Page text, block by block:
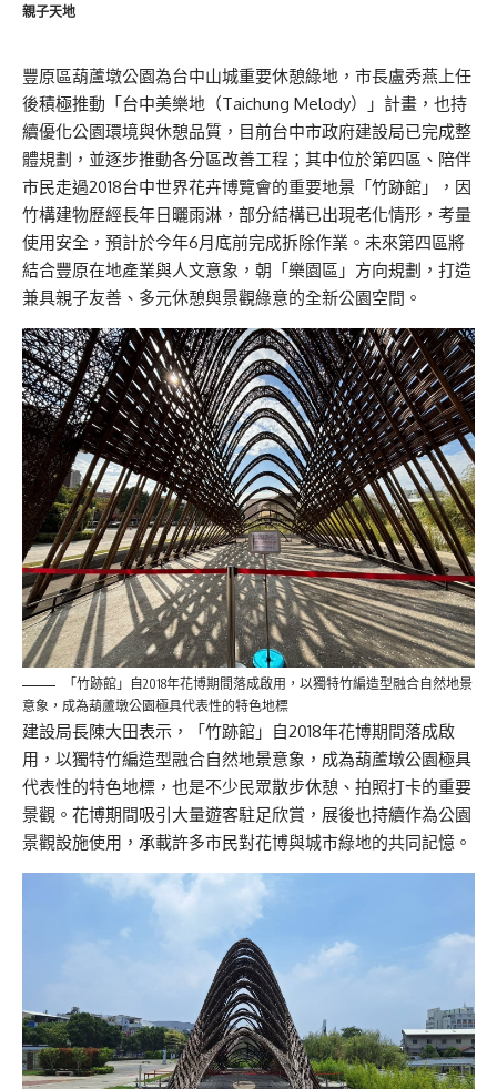
親子天地
豐原區葫蘆墩公園為台中山城重要休憩綠地，市長盧秀燕上任
後積極推動「台中美樂地（Taichung Melody）」計畫，也持
續優化公園環境與休憩品質，目前台中市政府建設局已完成整
體規劃，並逐步推動各分區改善工程；其中位於第四區、陪伴
市民走過2018台中世界花卉博覽會的重要地景「竹跡館」，因
竹構建物歷經長年日曬雨淋，部分結構已出現老化情形，考量
使用安全，預計於今年6月底前完成拆除作業。未來第四區將
結合豐原在地產業與人文意象，朝「樂園區」方向規劃，打造
兼具親子友善、多元休憩與景觀綠意的全新公園空間。
「竹跡館」自2018年花博期間落成啟用，以獨特竹編造型融合自然地景
意象，成為葫蘆墩公園極具代表性的特色地標
建設局長陳大田表示，「竹跡館」自2018年花博期間落成啟
用，以獨特竹編造型融合自然地景意象，成為葫蘆墩公園極具
代表性的特色地標，也是不少民眾散步休憩、拍照打卡的重要
景觀。花博期間吸引大量遊客駐足欣賞，展後也持續作為公園
景觀設施使用，承載許多市民對花博與城市綠地的共同記憶。